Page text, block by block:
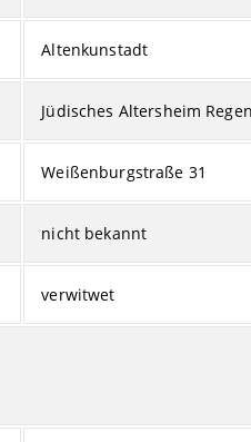
Altenkunstadt
Jüdisches Altersheim
Weißenburgstraße 31
nicht bekannt
verwitwet